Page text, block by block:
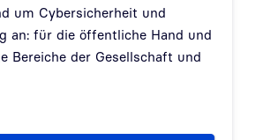
um Cybersicherheit und
an: für die öffentliche Hand und
Bereiche der Gesellschaft und